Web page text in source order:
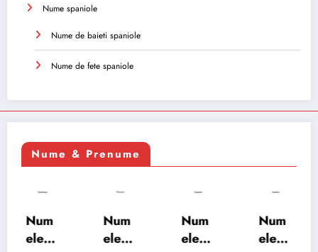
Nume spaniole
Nume de baieti spaniole
Nume de fete spaniole
Nume & Prenume
Num
ele
Num
ele
Num
ele
Num
ele